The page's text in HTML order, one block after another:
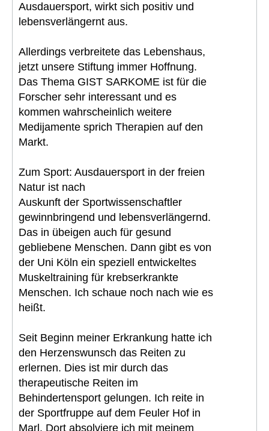
Ausdauersport, wirkt sich positiv und
lebensverlängernt aus.
Allerdings verbreitete das Lebenshaus,
jetzt unsere Stiftung immer Hoffnung.
Das Thema GIST SARKOME ist für die
Forscher sehr interessant und es
kommen wahrscheinlich weitere
Medijamente sprich Therapien auf den
Markt.
Zum Sport: Ausdauersport in der freien
Natur ist nach
Auskunft der Sportwissenschaftler
gewinnbringend und lebensverlängernd.
Das in übeigen auch für gesund
gebliebene Menschen. Dann gibt es von
der Uni Köln ein speziell entwickeltes
Muskeltraining für krebserkrankte
Menschen. Ich schaue noch nach wie es
heißt.
Seit Beginn meiner Erkrankung hatte ich
den Herzenswunsch das Reiten zu
erlernen. Dies ist mir durch das
therapeutische Reiten im
Behindertensport gelungen. Ich reite in
der Sportfruppe auf dem Feuler Hof in
Marl. Dort absolviere ich mit meinem